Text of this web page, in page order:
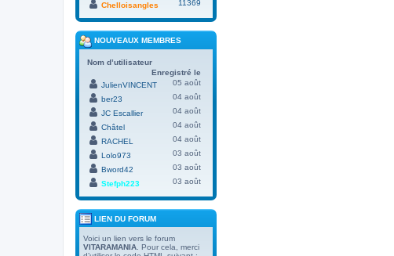
Chelloisangles
11369
NOUVEAUX MEMBRES
Nom d’utilisateur
Enregistré le
JulienVINCENT
05 août
ber23
04 août
JC Escallier
04 août
Châtel
04 août
RACHEL
04 août
Lolo973
03 août
Bword42
03 août
Stefph223
03 août
LIEN DU FORUM
Voici un lien vers le forum
VITARAMANIA . Pour cela, merci